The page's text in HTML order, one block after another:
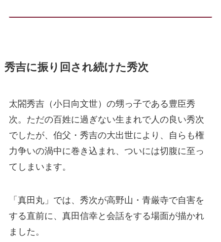
秀吉に振り回され続けた秀次
太閤秀吉（小日向文世）の甥っ子である豊臣秀
次。ただの百姓に過ぎない生まれで人の良い秀次
でしたが、伯父・秀吉の大出世により、自らも権
力争いの渦中に巻き込まれ、ついには切腹に至っ
てしまいます。
「真田丸」では、秀次が高野山・青厳寺で自害を
する直前に、真田信幸と会話をする場面が描かれ
ました。